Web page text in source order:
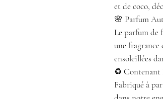
et de coco,
🌸 Parfum
Le parfum de
une fragrance
ensoleillées
♻️ Contenant
Fabriqué à